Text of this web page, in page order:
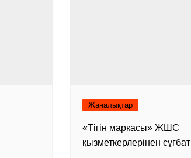
Жаңалықтар
«Тігін маркасы» ЖШС
қызметкерлерінен сұғбат